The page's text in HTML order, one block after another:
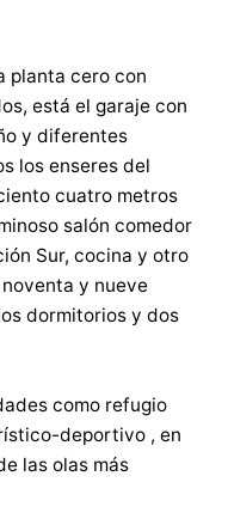
planta cero con
está el garaje con
y diferentes
los enseres del
cuatro metros
salón comedor
Sur, cocina y otro
y nueve
dormitorios y dos
como refugio
deportivo , en
las olas más